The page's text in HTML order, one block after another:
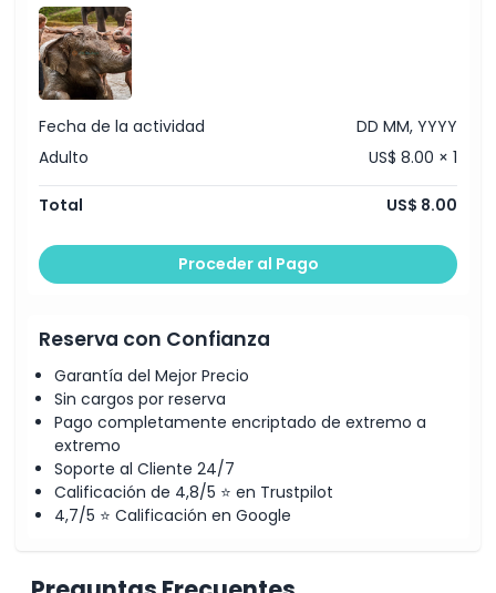
Seguro proporcionado por el operador
Sesión I (9:30 a. m. - 2:00 p. m.)
Desayuno con Orangután (desayuno completo de
menú occidental, selección de frutas, café, té y
jugos)
Alimentación del elefante
Té o café de bienvenida y snack
Toalla.
Fecha de la actividad
DD MM, YYYY
Adulto
US$ 8.00 × 1
Total US$ 8.00
Proceder al Pago
Reserva con Confianza
Garantía del Mejor Precio
Sin cargos por reserva
Pago completamente encriptado de extremo a
extremo
Soporte al Cliente 24/7
Calificación de 4,8/5 ⭐ en Trustpilot
4,7/5 ⭐ Calificación en Google